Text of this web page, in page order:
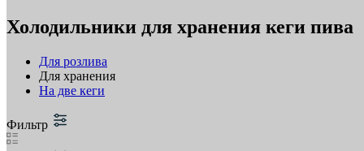
Холодильники для хранения кеги пива
Для розлива
Для хранения
На две кеги
Фильтр